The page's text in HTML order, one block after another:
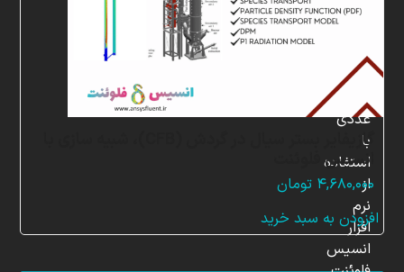
انسیس فلوئنت
۴,۶۸۰,۰۰۰ تومان
افزودن به سبد خرید
متخصص
زمینه
شبیه
سازی
عددی
با
استفاده
از
نرم
افزار
انسیس